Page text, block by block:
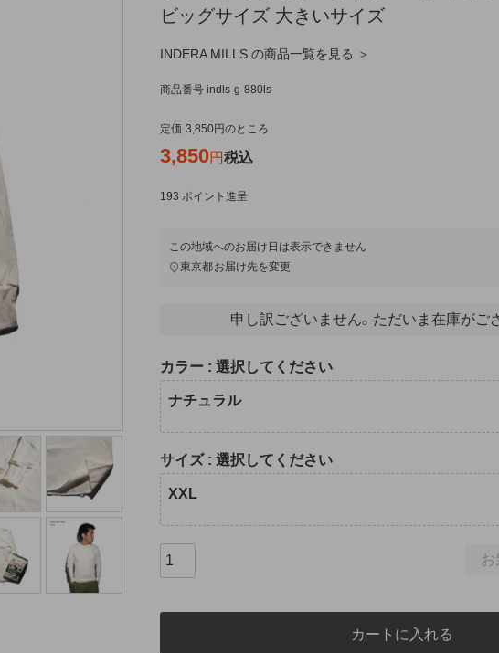
ビッグサイズ 大きいサイズ
INDERA MILLS の商品一覧を見る ＞
商品番号 indls-g-880ls
定価 3,850 のところ
3,850 税込
193 ポイント進呈
この地域へのお届け日は表示できません
東京都お届け先を変更
申し訳ございません。ただいま在庫がご
カラー 選択してください
ナチュラル
サイズ 選択してください
XXL
カートに入れる